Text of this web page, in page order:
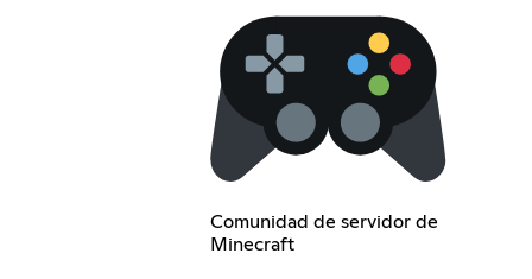
Comunidad de servidor de
Minecraft